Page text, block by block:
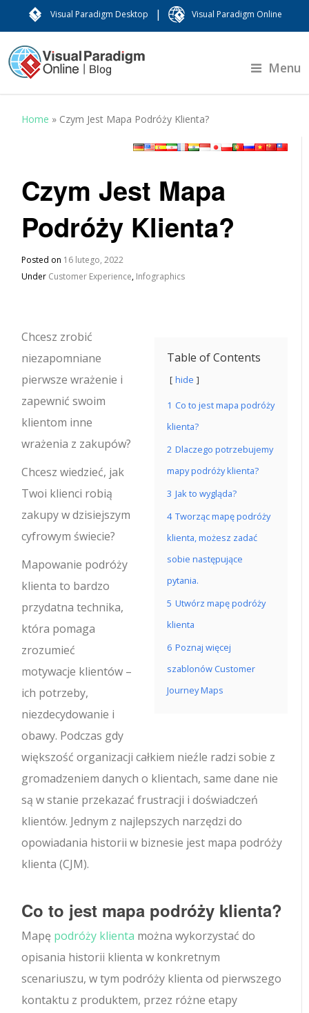
Visual Paradigm Desktop | Visual Paradigm Online
Menu
Home » Czym Jest Mapa Podróży Klienta?
Czym Jest Mapa
Podróży Klienta?
Posted on 16 lutego, 2022
Under Customer Experience, Infographics
Table of Contents
hide
1 Co to jest mapa podróży
klienta?
2 Dlaczego potrzebujemy
mapy podróży klienta?
3 Jak to wygląda?
4 Tworząc mapę podróży
klienta, możesz zadać
sobie następujące
pytania.
5 Utwórz mapę podróży
klienta
6 Poznaj więcej
szablonów Customer
Journey Maps
Chcesz zrobić
niezapomniane
pierwsze wrażenie i
zapewnić swoim
klientom inne
wrażenia z zakupów?
Chcesz wiedzieć, jak
Twoi klienci robią
zakupy w dzisiejszym
cyfrowym świecie?
Mapowanie podróży
klienta to bardzo
przydatna technika,
która pomaga
zrozumieć
motywacje klientów –
ich potrzeby,
niezdecydowanie i
obawy. Podczas gdy
większość organizacji całkiem nieźle radzi sobie z
gromadzeniem danych o klientach, same dane nie
są w stanie przekazać frustracji i doświadczeń
klientów. Jednym z najlepszych narzędzi do
opowiadania historii w biznesie jest mapa podróży
klienta (CJM).
Co to jest mapa podróży klienta?
Mapę podróży klienta można wykorzystać do
opisania historii klienta w konkretnym
scenariuszu, w tym podróży klienta od pierwszego
kontaktu z produktem, przez różne etapy